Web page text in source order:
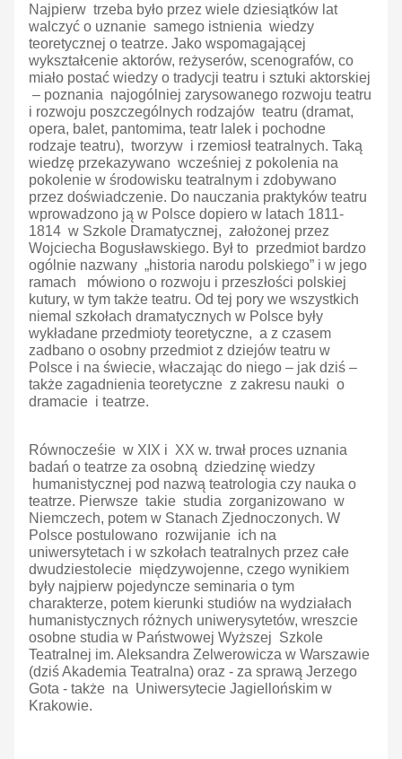
Najpierw trzeba było przez wiele dziesiątków lat
walczyć o uznanie samego istnienia wiedzy
teoretycznej o teatrze. Jako wspomagającej
wykształcenie aktorów, reżyserów, scenografów, co
miało postać wiedzy o tradycji teatru i sztuki aktorskiej
– poznania najogólniej zarysowanego rozwoju teatru
i rozwoju poszczególnych rodzajów teatru (dramat,
opera, balet, pantomima, teatr lalek i pochodne
rodzaje teatru), tworzyw i rzemiosł teatralnych. Taką
wiedzę przekazywano wcześniej z pokolenia na
pokolenie w środowisku teatralnym i zdobywano
przez doświadczenie. Do nauczania praktyków teatru
wprowadzono ją w Polsce dopiero w latach 1811-
1814 w Szkole Dramatycznej, założonej przez
Wojciecha Bogusławskiego. Był to przedmiot bardzo
ogólnie nazwany „historia narodu polskiego” i w jego
ramach mówiono o rozwoju i przeszłości polskiej
kutury, w tym także teatru. Od tej pory we wszystkich
niemal szkołach dramatycznych w Polsce były
wykładane przedmioty teoretyczne, a z czasem
zadbano o osobny przedmiot z dziejów teatru w
Polsce i na świecie, właczając do niego – jak dziś –
także zagadnienia teoretyczne z zakresu nauki o
dramacie i teatrze.
Równocześie w XIX i XX w. trwał proces uznania
badań o teatrze za osobną dziedzinę wiedzy
humanistycznej pod nazwą teatrologia czy nauka o
teatrze. Pierwsze takie studia zorganizowano w
Niemczech, potem w Stanach Zjednoczonych. W
Polsce postulowano rozwijanie ich na
uniwersytetach i w szkołach teatralnych przez całe
dwudziestolecie międzywojenne, czego wynikiem
były najpierw pojedyncze seminaria o tym
charakterze, potem kierunki studiów na wydziałach
humanistycznych różnych uniwerysytetów, wreszcie
osobne studia w Państwowej Wyższej Szkole
Teatralnej im. Aleksandra Zelwerowicza w Warszawie
(dziś Akademia Teatralna) oraz - za sprawą Jerzego
Gota - także na Uniwersytecie Jagiellońskim w
Krakowie.